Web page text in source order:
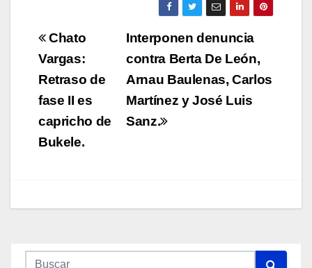
Navegación
de
entradas
Interponen denuncia
contra Berta De León,
Arnau Baulenas, Carlos
Martínez y José Luis
Sanz.
Chato
Vargas:
Retraso de
fase II es
capricho de
Bukele.